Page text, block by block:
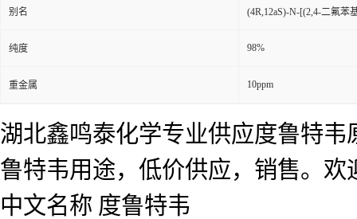
别名 (4R,12aS)-N-[(2,4-二氟苯
纯度 98%
重金属 10ppm
湖北鑫鸣泰化学专业供应度鲁特
鲁特韦用途，低价供应，销售。
中文名称 度鲁特韦